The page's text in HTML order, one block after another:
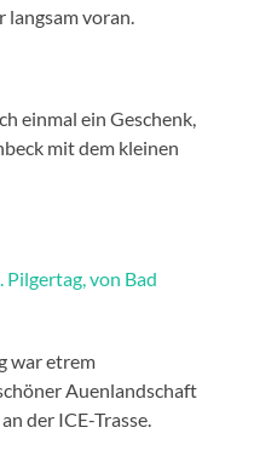
langsam voran.
einmal ein Geschenk,
mit dem kleinen
Pilgertag, von Bad
war etrem
Auenlandschaft
der ICE-Trasse.